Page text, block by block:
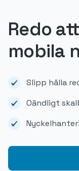
Redo
mobila
Slipp hålla
Oändligt